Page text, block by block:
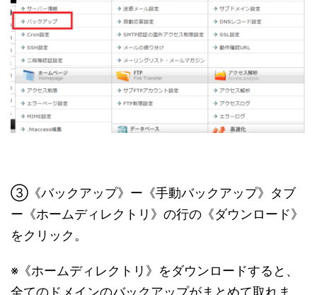
③《バックアップ》ー《手動バックアップ》タブ
ー《ホームディレクトリ》の行の《ダウンロード》
をクリック。
※《ホームディレクトリ》をダウンロードすると、